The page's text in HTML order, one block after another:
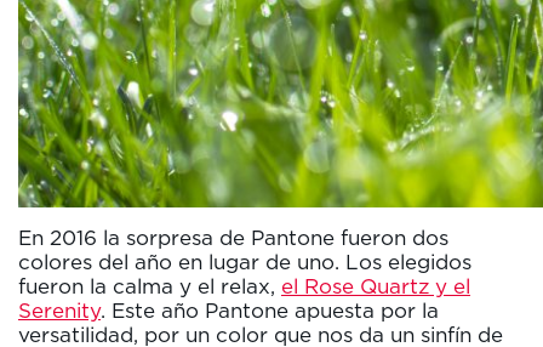
En 2016 la sorpresa de Pantone fueron dos
colores del año en lugar de uno. Los elegidos
fueron la calma y el relax, el Rose Quartz y el
Serenity. Este año Pantone apuesta por la
versatilidad, por un color que nos da un sinfín de